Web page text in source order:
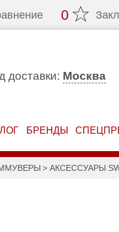
0
доставки: Москва
БРЕНДЫ
АКСЕССУАРЫ